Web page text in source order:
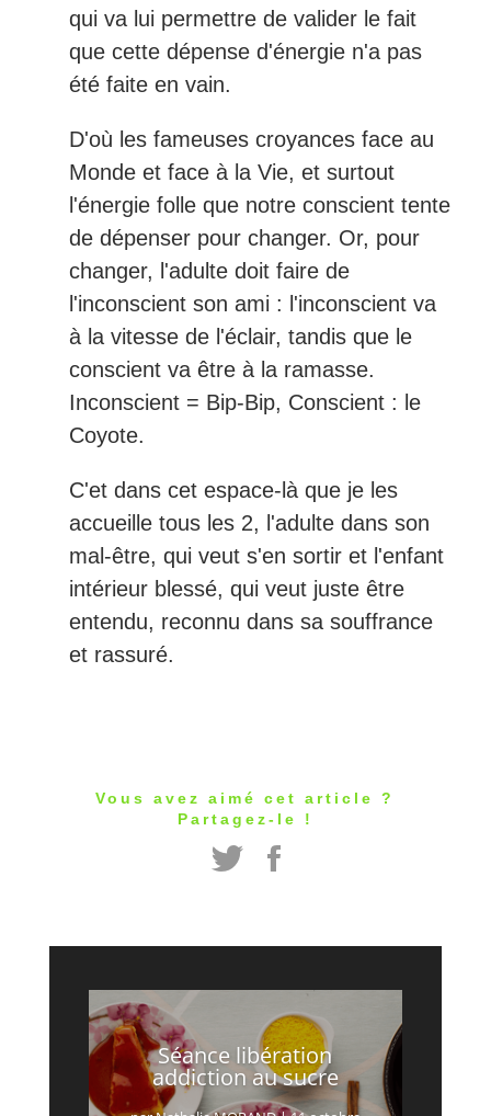
qui va lui permettre de valider le fait
que cette dépense d'énergie n'a pas
été faite en vain.
D'où les fameuses croyances face au
Monde et face à la Vie, et surtout
l'énergie folle que notre conscient tente
de dépenser pour changer. Or, pour
changer, l'adulte doit faire de
l'inconscient son ami : l'inconscient va
à la vitesse de l'éclair, tandis que le
conscient va être à la ramasse.
Inconscient = Bip-Bip, Conscient : le
Coyote.
C'et dans cet espace-là que je les
accueille tous les 2, l'adulte dans son
mal-être, qui veut s'en sortir et l'enfant
intérieur blessé, qui veut juste être
entendu, reconnu dans sa souffrance
et rassuré.
Vous avez aimé cet article ?
Partagez-le !
Séance libération
addiction au sucre